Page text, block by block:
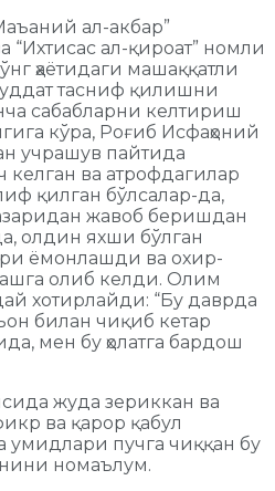
ал-aкбар”
“Ихтиcаc ал-қироат” номли
ҳаётидаги машаққатли
тасниф қилишни
сабабларни келтириш
кўра, Роғиб Исфаҳоний
учрашув пайтида
ва атрофдагилар
қилган бўлсалар-да,
жавоб беришдан
олдин яхши бўлган
ёмонлашди ва охир-
олиб келди. Олим
хотирлайди: “Бу даврда
билан чиқиб кетар
мен бу ҳолатга бардош
жуда зериккан ва
ва қарор қабул
умидлари пучга чиққан бу
номаълум.